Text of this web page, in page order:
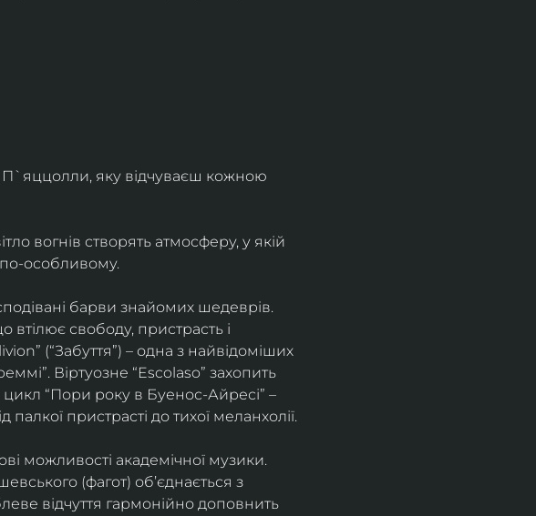
П`яццолли, яку відчуваєш кожною
вогнів створять атмосферу, у якій
по-особливому.
барви знайомих шедеврів.
свободу, пристрасть і
(“Забуття”) – одна з найвідоміших
Віртуозне “Escolaso” захопить
цикл “Пори року в Буенос-Айресі” –
пристрасті до тихої меланхолії.
можливості академічної музики.
(фагот) об’єднається з
відчуття гармонійно доповнить